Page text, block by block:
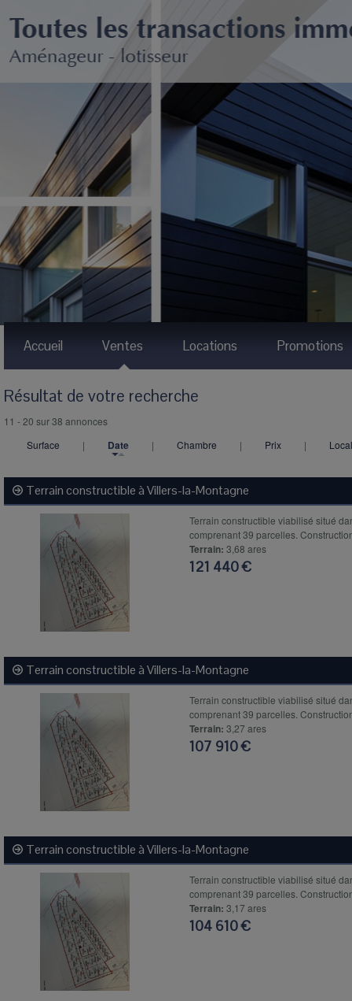
Accueil Ventes Locations Promotions
Résultat de votre recherche
11 - 20 sur 38 annonces
Surface
| Date | Chambre | Prix |
Terrain constructible àVillers-la-Montagne
Terrain constructible viabilisé situé
comprenant 39 parcelles.
Terrain: 3,68 ares
121 440 €
Terrain constructible àVillers-la-Montagne
Terrain constructible viabilisé situé
comprenant 39 parcelles.
Terrain: 3,27 ares
107 910 €
Terrain constructible àVillers-la-Montagne
Terrain constructible viabilisé situé
comprenant 39 parcelles.
Terrain: 3,17 ares
104 610 €